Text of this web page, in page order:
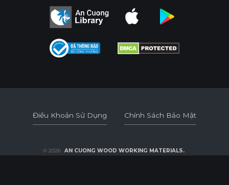
Điều Khoản Sử Dụng Chính Sách Bảo Mật
© 2026 AN CUONG WOOD WORKING MATERIALS.